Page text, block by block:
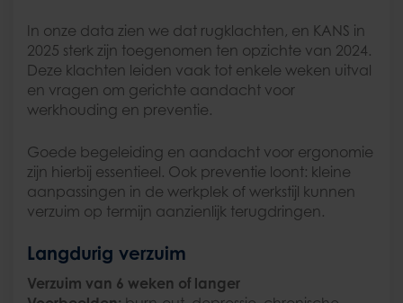
In onze data zien we dat rugklachten, en KANS in
2025 sterk zijn toegenomen ten opzichte van 2024.
Deze klachten leiden vaak tot enkele weken uitval
en vragen om gerichte aandacht voor
werkhouding en preventie.
Goede begeleiding en aandacht voor ergonomie
zijn hierbij essentieel. Ook preventie loont: kleine
aanpassingen in de werkplek of werkstijl kunnen
verzuim op termijn aanzienlijk terugdringen.
Langdurig verzuim
Verzuim van 6 weken of langer